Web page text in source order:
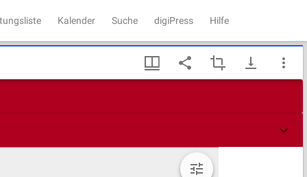
Kalender Suche digiPress Hilfe